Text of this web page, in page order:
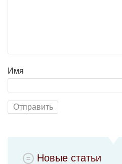
Имя
Новые статьи